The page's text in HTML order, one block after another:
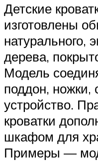
Детские
изготовлены
натурального,
дерева,
Модель
поддон, ножки,
устройство.
кроватки
шкафом для
Примеры —